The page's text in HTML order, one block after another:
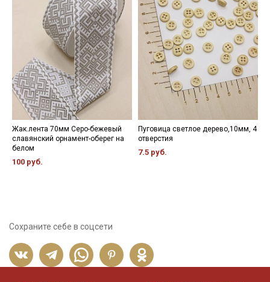
Жак.лента 70мм Серо-бежевый
славянский орнамент-оберег на
белом
100 руб.
Пуговица светлое дерево,10мм, 4
отверстия
7.5 руб.
Сохраните себе в соцсети